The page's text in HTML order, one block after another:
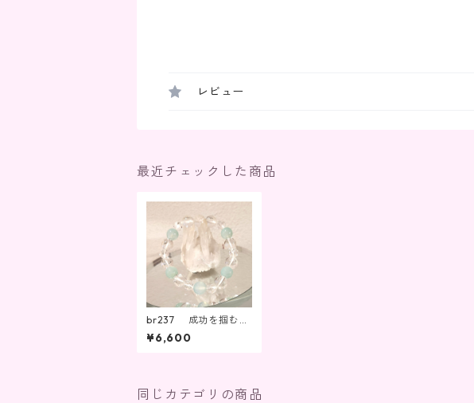
レビュー
最近チェックした商品
br237 成功を掴む、
クリエイティブな活動
に
¥6,600
同じカテゴリの商品